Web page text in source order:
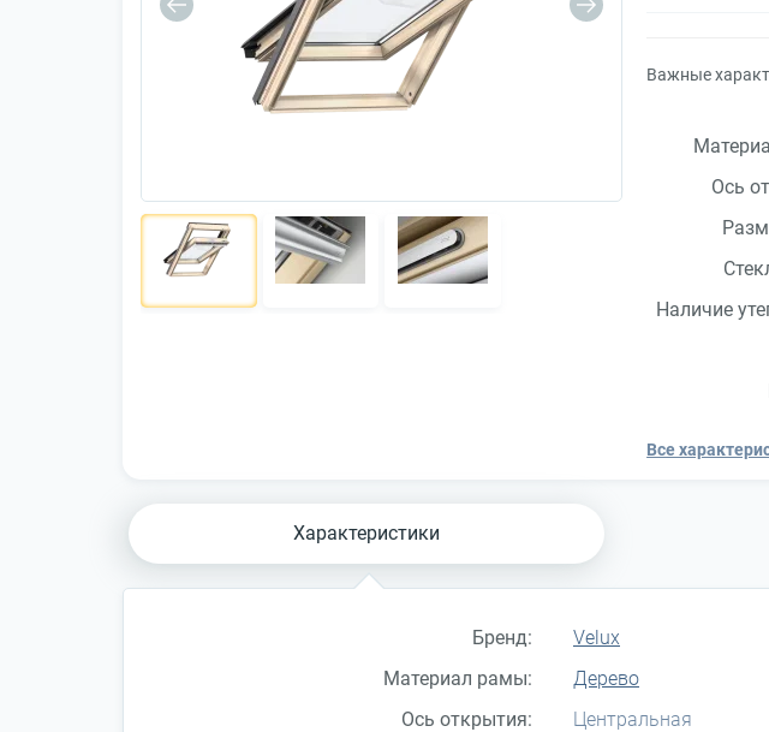
Важные
Ось
Наличие
Все
Характеристики
Бренд:
Velux
Материал рамы:
Дерево
Ось открытия:
Центральная